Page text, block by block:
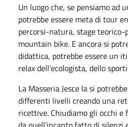
Un luogo che, se pensiamo ad
potrebbe essere meta di tour
percorsi-natura, stage
mountain bike. E ancora si
didattica, potrebbe essere un
relax dell’ecologista, dello
La Masseria Jesce la si
differenti livelli creando una
ricettive. Chiudiamo gli occhi e